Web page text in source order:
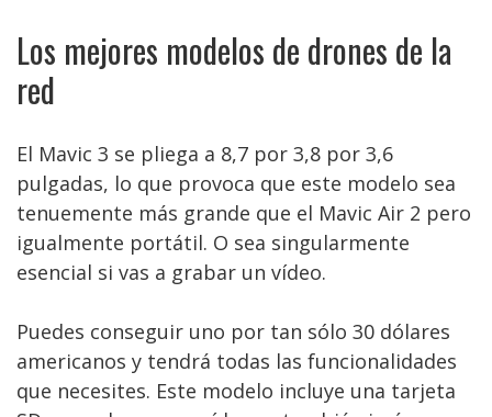
Los mejores modelos de drones de la
red
El Mavic 3 se pliega a 8,7 por 3,8 por 3,6
pulgadas, lo que provoca que este modelo sea
tenuemente más grande que el Mavic Air 2 pero
igualmente portátil. O sea singularmente
esencial si vas a grabar un vídeo.
Puedes conseguir uno por tan sólo 30 dólares
americanos y tendrá todas las funcionalidades
que necesites. Este modelo incluye una tarjeta